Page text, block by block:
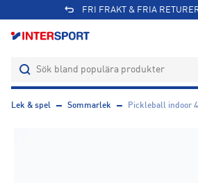
FRI FRAKT & FRIA
Lek & spel Sommarlek Pickleball indoor